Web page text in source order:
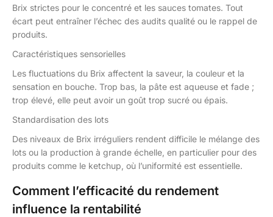
Brix strictes pour le concentré et les sauces tomates. Tout
écart peut entraîner l’échec des audits qualité ou le rappel de
produits.
Caractéristiques sensorielles
Les fluctuations du Brix affectent la saveur, la couleur et la
sensation en bouche. Trop bas, la pâte est aqueuse et fade ;
trop élevé, elle peut avoir un goût trop sucré ou épais.
Standardisation des lots
Des niveaux de Brix irréguliers rendent difficile le mélange des
lots ou la production à grande échelle, en particulier pour des
produits comme le ketchup, où l’uniformité est essentielle.
Comment l’efficacité du rendement
influence la rentabilité